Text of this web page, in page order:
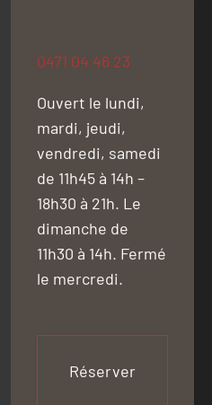
0471 04 46 23
Ouvert le lundi,
mardi, jeudi,
vendredi, samedi
de 11h45 à 14h –
18h30 à 21h. Le
dimanche de
11h30 à 14h. Fermé
le mercredi.
Réserver